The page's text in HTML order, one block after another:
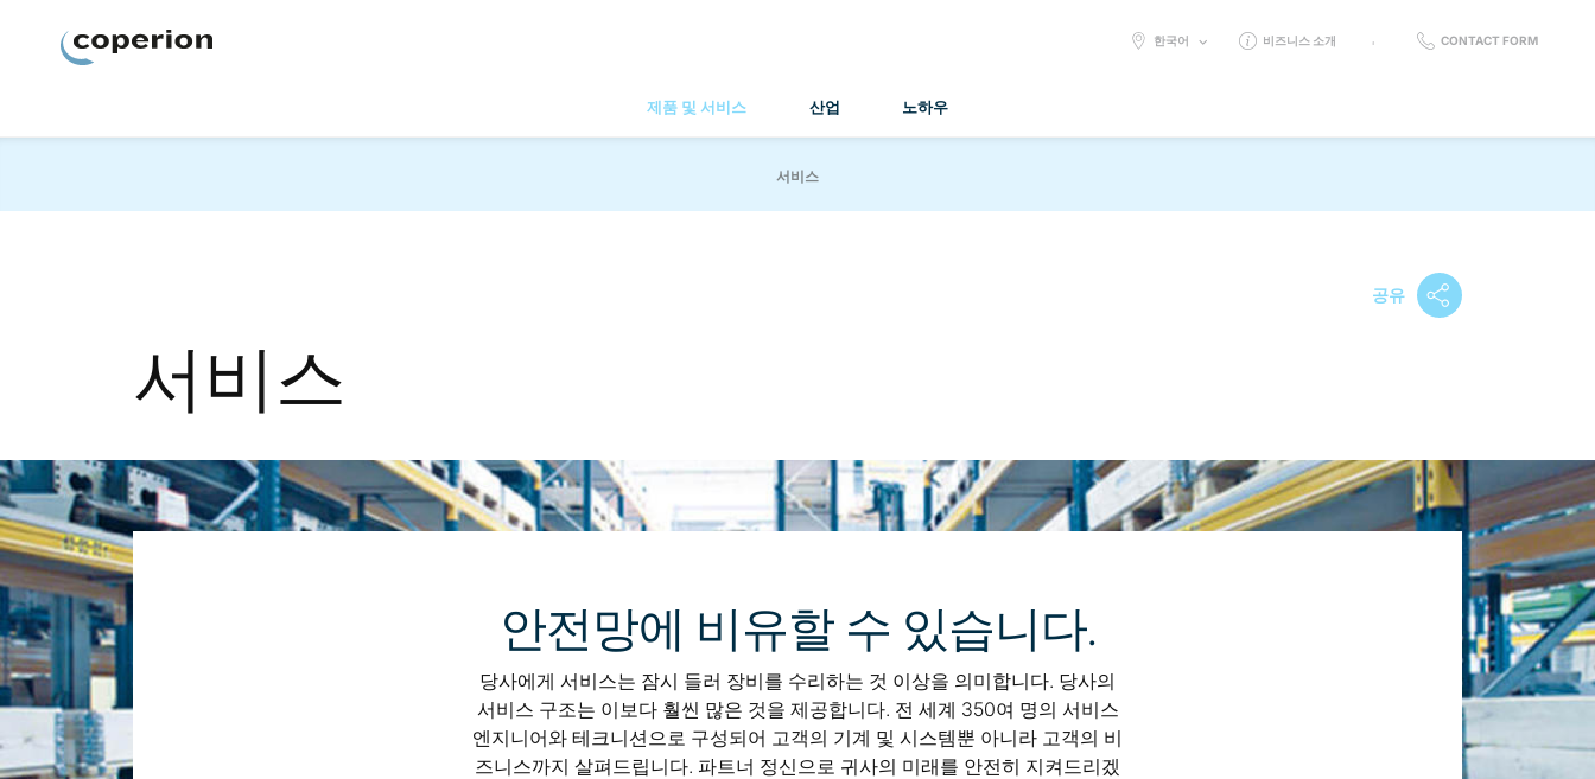
제품 및 서비스 산업 노하우
SELECT
한국어 비즈니스 소개 CONTACT FORM
서비스
공유
서비스
안전망에 비유할 수 있습니다.
당사에게 서비스는 잠시 들러 장비를 수리하는 것 이상을 의미합니다. 당사의
서비스 구조는 이보다 훨씬 많은 것을 제공합니다. 전 세계 350여 명의 서비스
엔지니어와 테크니션으로 구성되어 고객의 기계 및 시스템뿐 아니라 고객의 비
즈니스까지 살펴드립니다. 파트너 정신으로 귀사의 미래를 안전히 지켜드리겠